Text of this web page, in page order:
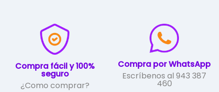
Compra fácil y 100%
seguro
¿Como comprar?
Compra por WhatsApp
Escríbenos al 943 387
460